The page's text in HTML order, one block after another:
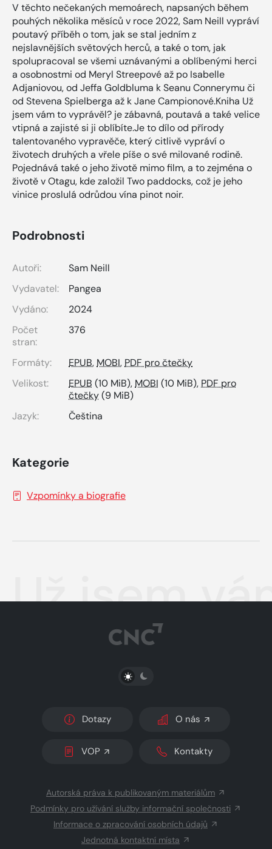
V těchto nečekaných memoárech, napsaných během
pouhých několika měsíců v roce 2022, Sam Neill vypráví
poutavý příběh o tom, jak se stal jedním z
nejslavnějších světových herců, a také o tom, jak
spolupracoval se všemi uznávanými a oblíbenými herci
a osobnostmi od Meryl Streepové až po Isabelle
Adjaniovou, od Jeffa Goldbluma k Seanu Connerymu či
od Stevena Spielberga až k Jane Campionové.Kniha Už
jsem vám to vyprávěl? je zábavná, poutavá a také velice
vtipná a zajisté si ji oblíbíte.Je to dílo od přírody
talentovaného vypravěče, který citlivě vypráví o
životech druhých a vřele píše o své milované rodině.
Pojednává také o jeho životě mimo film, a to zejména o
životě v Otagu, kde založil Two paddocks, což je jeho
vinice proslulá odrůdou vína pinot noir.
Podrobnosti
Autoři:
Sam Neill
Vydavatel:
Pangea
Vydáno:
2024
Počet
stran:
376
Formáty: EPUB, MOBI, PDF pro čtečky
Velikost:
EPUB (10 MiB), MOBI (10 MiB), PDF pro
čtečky(9 MiB)
Jazyk:
Čeština
Kategorie
Vzpomínky a biografie
Už jsem
PŘEPNOUT SVĚTLÝ/TMAVÝ REŽIM
Dotazy O nás
VOP Kontakty
Autorská práva k publikovaným materiálům
Podmínky pro užívání služby informační společnosti
Informace o zpracování osobních údajů
Jednotná kontaktní místa